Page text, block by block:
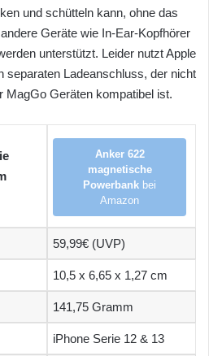
und schütteln kann, ohne das
Geräte wie In-Ear-Kopfhörer
unterstützt. Leider nutzt Apple
separaten Ladeanschluss, der nicht
MagGo Geräten kompatibel ist.
Anker 622
magnetische
Powerbank bei
Amazon
59,99€ (UVP)
10,5 x 6,65 x 1,27 cm
141,75 Gramm
iPhone Serie 12 & 13